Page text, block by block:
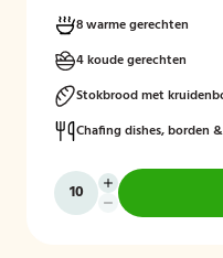
8 warme gerechten
4 koude gerechten
Stokbrood met
Chafing dishes, borden